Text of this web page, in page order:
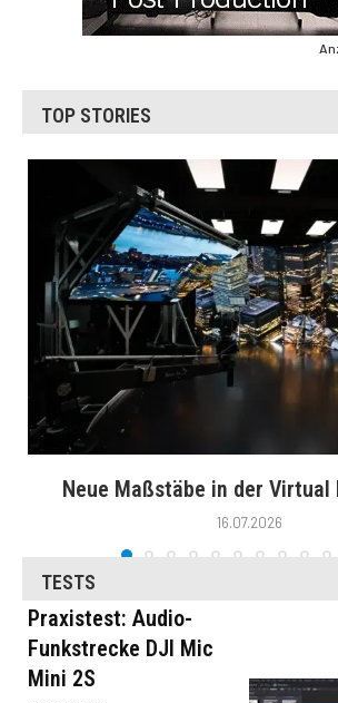
TOP STORIES
Neue Maßstäbe in der Virtual
16.07.2026
TESTS
Praxistest: Audio-
Funkstrecke DJI Mic
Mini 2S